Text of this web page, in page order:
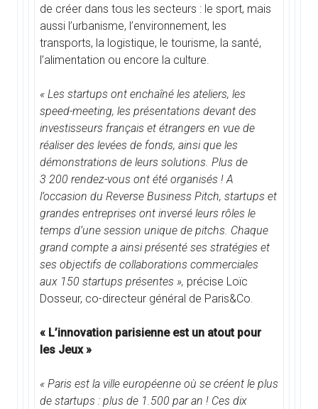
de créer dans tous les secteurs : le sport, mais
aussi l’urbanisme, l’environnement, les
transports, la logistique, le tourisme, la santé,
l’alimentation ou encore la culture.
« Les startups ont enchaîné les ateliers, les
speed-meeting, les présentations devant des
investisseurs français et étrangers en vue de
réaliser des levées de fonds, ainsi que les
démonstrations de leurs solutions. Plus de
3 200 rendez-vous ont été organisés ! A
l’occasion du Reverse Business Pitch, startups et
grandes entreprises ont inversé leurs rôles le
temps d’une session unique de pitchs. Chaque
grand compte a ainsi présenté ses stratégies et
ses objectifs de collaborations commerciales
aux 150 startups présentes », précise Loïc
Dosseur, co-directeur général de Paris&Co.
« L’innovation parisienne est un atout pour
les Jeux »
« Paris est la ville européenne où se créent le plus
de startups : plus de 1.500 par an ! Ces dix